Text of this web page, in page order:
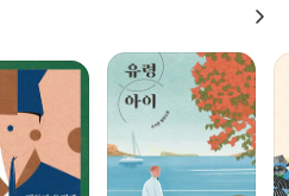
간 예상을 깨고 수면 밑으로 내려가
고 황량한 심연을 마주하기 두려워 제
생각할 때에도 작가는 고도의 수압을
리는 이 소설의 끝에서 세계와 내면